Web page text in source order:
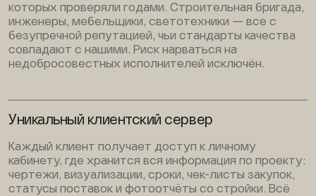
которых проверяли годами. Строительная бригада,
инженеры, мебельщики, светотехники — все с
безупречной репутацией, чьи стандарты качества
совпадают с нашими. Риск нарваться на
недобросовестных исполнителей исключён.
Уникальный клиентский сервер
Каждый клиент получает доступ к личному
кабинету, где хранится вся информация по проекту:
чертежи, визуализации, сроки, чек-листы закупок,
статусы поставок и фотоотчёты со стройки. Всё